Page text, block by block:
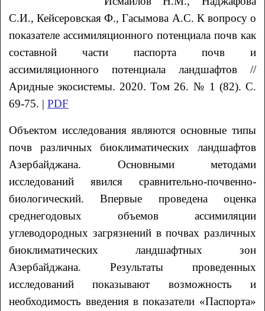
С.И., КейсеровскаяФ., Гасымова А.С. К вопросу о
показателе ассимиляционного потенциала почв как
составной части паспорта почв и
ассимиляционного потенциала ландшафтов //
Аридные экосистемы. 2020. Том 26. № 1 (82). С.
69-75. |PDF
Объектом исследования являются основные типы
почв различных биоклиматических ландшафтов
Азербайджана. Основными методами
исследований явился сравнительно-почвенно-
биологический. Впервые проведена оценка
среднегодовых объемов ассимиляции
углеводородных загрязнений в почвах различных
биоклиматических ландшафтных зон
Азербайджана. Результаты проведенных
исследований показывают возможность и
необходимость введения в показатели «Паспорта»